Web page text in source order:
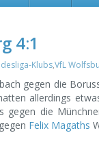
4:1
Klubs,VfL
gegen die
allerdings
die
Felix Magaths